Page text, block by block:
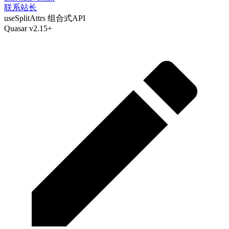
联系站长
useSplitAttrs 组合式API
Quasar v2.15+